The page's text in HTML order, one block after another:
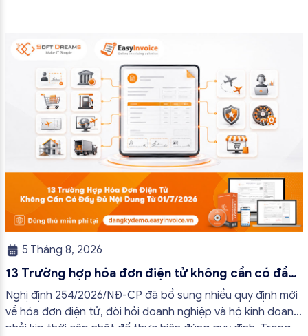
5 Tháng 8, 2026
13 Trường hợp hóa đơn điện tử không cần có đầy
đủ nội dung từ 01/7/2026
Nghị định 254/2026/NĐ-CP đã bổ sung nhiều quy định mới
về hóa đơn điện tử, đòi hỏi doanh nghiệp và hộ kinh doanh
phải kịp thời cập nhật để thực hiện đúng quy định. Trong